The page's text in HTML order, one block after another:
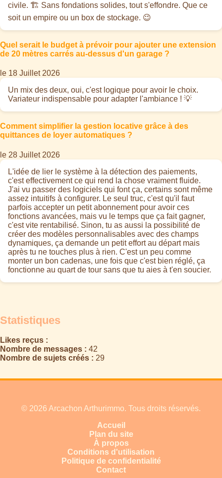
civile. 🏗️ Sans fondations solides, tout s'effondre. Que ce
soit un empire ou un box de stockage. 😉
Quel serait le budget à prévoir pour ajouter une extension
de 20 mètres carrés au-dessus d'un garage ?
le 18 Juillet 2026
Un mix des deux, oui, c'est logique pour avoir le choix.
Variateur indispensable pour adapter l'ambiance ! 💡
Comment simplifier la gestion locative grâce à des
quittances de loyer automatiques ?
le 28 Juillet 2026
L'idée de lier le système à la détection des paiements,
c'est effectivement ce qui rend la chose vraiment fluide.
J'ai vu passer des logiciels qui font ça, certains sont même
assez intuitifs à configurer. Le seul truc, c'est qu'il faut
parfois accepter un petit abonnement pour avoir ces
fonctions avancées, mais vu le temps que ça fait gagner,
c'est vite rentabilisé. Sinon, tu as aussi la possibilité de
créer des modèles personnalisables avec des champs
dynamiques, ça demande un petit effort au départ mais
après tu ne touches plus à rien. C'est un peu comme
monter un bon cadenas, une fois que c'est bien réglé, ça
fonctionne au quart de tour sans que tu aies à t'en soucier.
Statistiques
Likes reçus :
Nombre de messages : 42
Nombre de sujets créés : 29
© 2026 Arcachon Arthurimmo. Tous droits réservés.
Accueil
Plan du site
À propos
Conditions d'utilisation
Politique de confidentialité
Contact